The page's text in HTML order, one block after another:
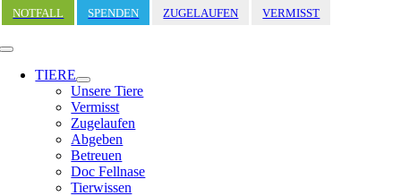
Zum
Inhalt
springen
NOTFALL SPENDEN ZUGELAUFEN VERMISST
Toggle
Navigation
TIERE
Unsere Tiere
Vermisst
Zugelaufen
Abgeben
Betreuen
Doc Fellnase
Tierwissen